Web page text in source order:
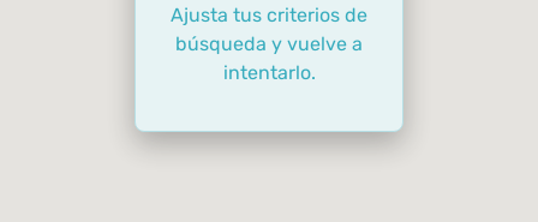
Ajusta tus criterios de
búsqueda y vuelve a
intentarlo.